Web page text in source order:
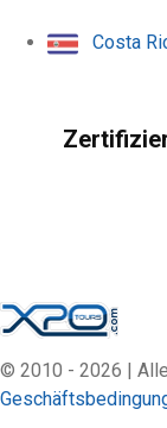
Costa
© 2010 - 2026 |